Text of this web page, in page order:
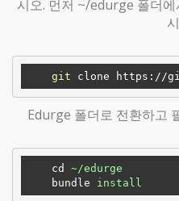
시오. 먼저 ~/edurge 폴더
git
Edurge 폴더로 전환하고
cd
~/edurge
bundle
install